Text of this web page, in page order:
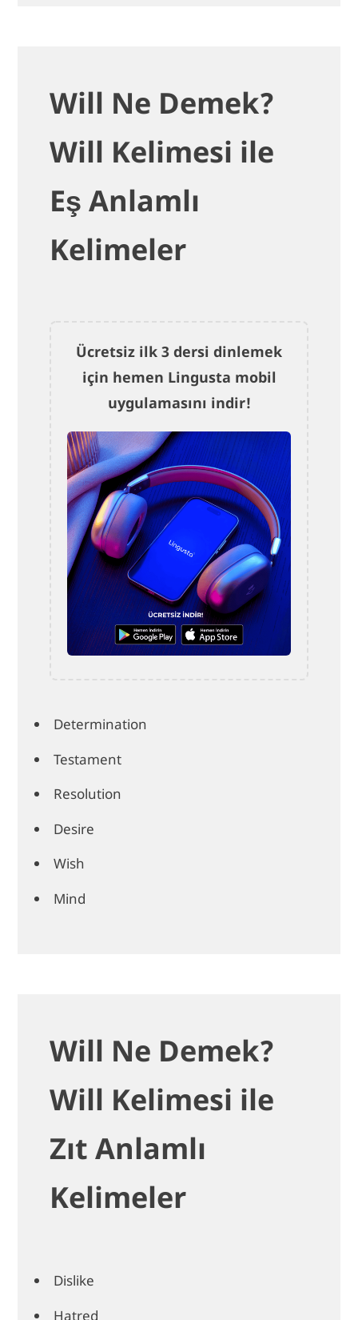
Will Ne Demek?
Will Kelimesi ile
Eş Anlamlı
Kelimeler
Ücretsiz ilk 3 dersi dinlemek
için hemen Lingusta mobil
uygulamasını indir!
Determination
Testament
Resolution
Desire
Wish
Mind
Will Ne Demek?
Will Kelimesi ile
Zıt Anlamlı
Kelimeler
Dislike
Hatred